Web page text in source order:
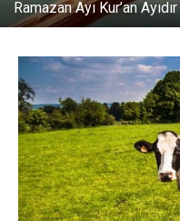
Ramazan Ayı Kur’an Ayıdır